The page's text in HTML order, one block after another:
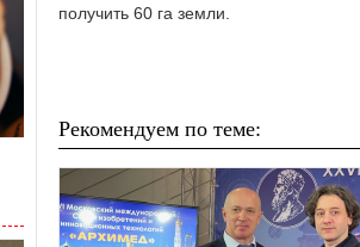
получить 60 га земли.
Рекомендуем по теме: